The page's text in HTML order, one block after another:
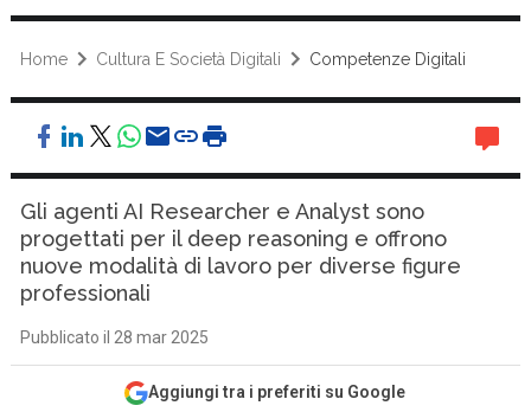
Home Cultura E Società Digitali Competenze Digitali
Gli agenti AI Researcher e Analyst sono
progettati per il deep reasoning e offrono
nuove modalità di lavoro per diverse figure
professionali
Pubblicato il 28 mar 2025
Aggiungi tra i preferiti su Google